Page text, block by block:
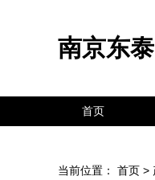
南京东
首页
当前位置： 首页 >